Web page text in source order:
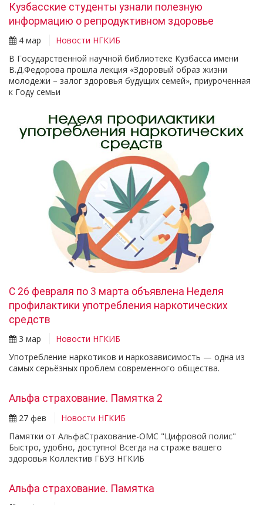
Кузбасские студенты узнали полезную
информацию о репродуктивном здоровье
4 мар
Новости НГКИБ
В Государственной научной библиотеке Кузбасса имени
В.Д.Федорова прошла лекция «Здоровый образ жизни
молодежи – залог здоровья будущих семей», приуроченная
к Году семьи
С 26 февраля по 3 марта объявлена Неделя
профилактики употребления наркотических
средств
3 мар
Новости НГКИБ
Употребление наркотиков и наркозависимость — одна из
самых серьёзных проблем современного общества.
Альфа страхование. Памятка 2
27 фев
Новости НГКИБ
Памятки от АльфаСтрахование-ОМС "Цифровой полис"
Быстро, удобно, доступно! Всегда на страже вашего
здоровья Коллектив ГБУЗ НГКИБ
Альфа страхование. Памятка